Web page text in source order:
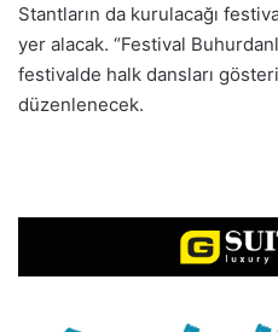
Stantların da kurulacağı
yer alacak. “Festival
festivalde halk dansları
düzenlenecek.